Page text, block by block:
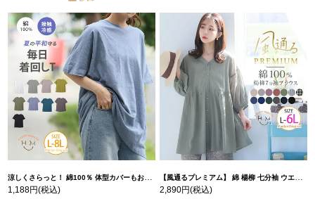
涼しくさらっと！ 綿100％ 体型カバーもお洒落も叶える 風合いコットン ゆるシルエット ドルマン | 大きいサイズの通販ならハッピーマリリン
1,188円(税込)
【風通るプレミアム】 綿 楊柳 七分袖 ウエストギャザー ブラウス | 大きいサイズの通販ならハッピーマリリン
2,890円(税込)